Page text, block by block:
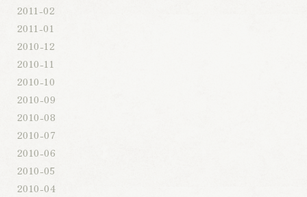
2011-02
2011-01
2010-12
2010-11
2010-10
2010-09
2010-08
2010-07
2010-06
2010-05
2010-04